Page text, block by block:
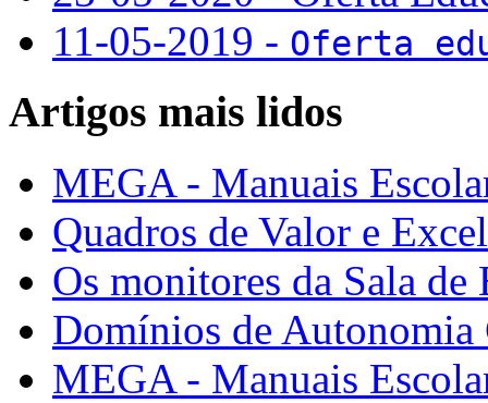
11-05-2019 - Oferta
Artigos mais lidos
MEGA - Manuais
Quadros de Valor e
Os monitores da Sala de
Domínios de Autonomia
MEGA - Manuais